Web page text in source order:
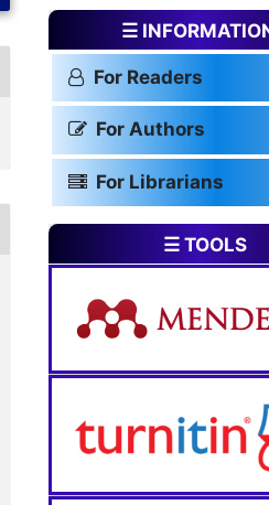
☰
For Readers
For Authors
For Librarians
☰ TOOLS